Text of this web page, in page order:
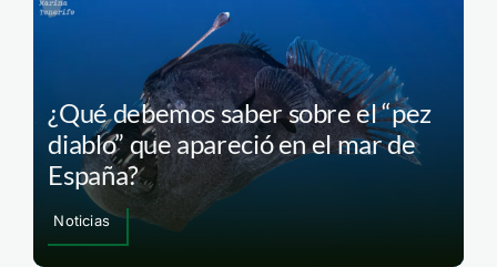
¿Qué debemos saber sobre el “pez
diablo” que apareció en el mar de
España?
Noticias